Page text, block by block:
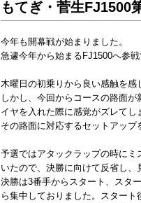
もてぎ・菅生FJ1500
今年も開幕戦が始まりました。
急遽今年から始まるFJ1500へ参
木曜日の初乗りから良い感触を感
しかし、今回からコースの路面
イヤを入れた際に感覚がズレてし
その路面に対応するセットアップ
予選ではアタックラップの時に
いたので、決勝に向けて反省し、
決勝は3番手からスタート、スタ
ら集中しておりました。スター